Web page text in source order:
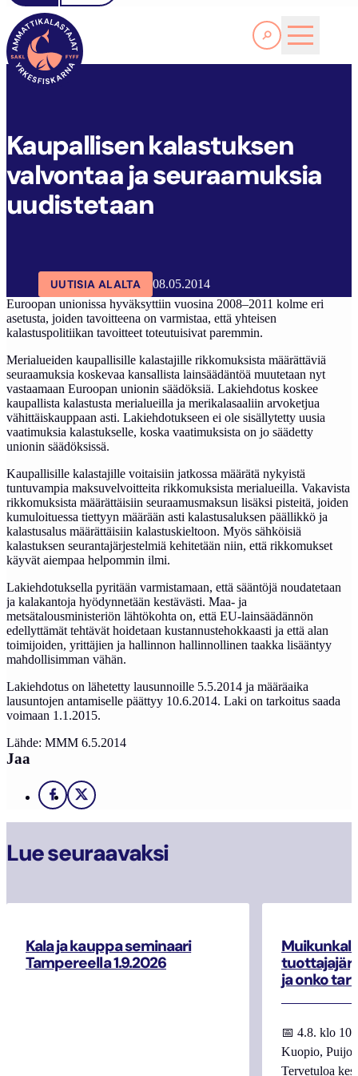
Lue lisää
SAKL
Kaupallisen kalastuksen
valvontaa ja seuraamuksia
uudistetaan
UUTISIA ALALTA
08.05.2014
Euroopan unionissa hyväksyttiin vuosina 2008–2011 kolme eri
asetusta, joiden tavoitteena on varmistaa, että yhteisen
kalastuspolitiikan tavoitteet toteutuisivat paremmin.
Merialueiden kaupallisille kalastajille rikkomuksista määrättäviä
seuraamuksia koskevaa kansallista lainsäädäntöä muutetaan nyt
vastaamaan Euroopan unionin säädöksiä. Lakiehdotus koskee
kaupallista kalastusta merialueilla ja merikalasaaliin arvoketjua
vähittäiskauppaan asti. Lakiehdotukseen ei ole sisällytetty uusia
vaatimuksia kalastukselle, koska vaatimuksista on jo säädetty
unionin säädöksissä.
Kaupallisille kalastajille voitaisiin jatkossa määrätä nykyistä
tuntuvampia maksuvelvoitteita rikkomuksista merialueilla. Vakavista
rikkomuksista määrättäisiin seuraamusmaksun lisäksi pisteitä, joiden
kumuloituessa tiettyyn määrään asti kalastusaluksen päällikkö ja
kalastusalus määrättäisiin kalastuskieltoon. Myös sähköisiä
kalastuksen seurantajärjestelmiä kehitetään niin, että rikkomukset
käyvät aiempaa helpommin ilmi.
Lakiehdotuksella pyritään varmistamaan, että sääntöjä noudatetaan
ja kalakantoja hyödynnetään kestävästi. Maa- ja
metsätalousministeriön lähtökohta on, että EU-lainsäädännön
edellyttämät tehtävät hoidetaan kustannustehokkaasti ja että alan
toimijoiden, yrittäjien ja hallinnon hallinnollinen taakka lisääntyy
mahdollisimman vähän.
Lakiehdotus on lähetetty lausunnoille 5.5.2014 ja määräaika
lausuntojen antamiselle päättyy 10.6.2014. Laki on tarkoitus saada
voimaan 1.1.2015.
Lähde: MMM 6.5.2014
Jaa
Facebook
X
Lue seuraavaksi
Kala ja kauppa seminaari
Tampereella 1.9.2026
ja onko
📅 4.8. klo
Kuopio,
Tervetuloa